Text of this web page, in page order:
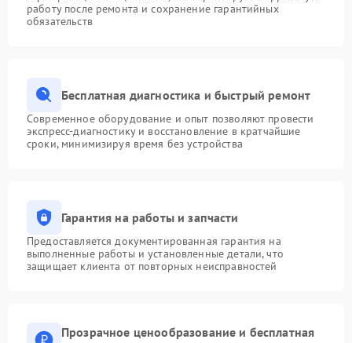
работу после ремонта и сохранение гарантийных
обязательств
Бесплатная диагностика и быстрый ремонт
Современное оборудование и опыт позволяют провести
экспресс-диагностику и восстановление в кратчайшие
сроки, минимизируя время без устройства
Гарантия на работы и запчасти
Предоставляется документированная гарантия на
выполненные работы и установленные детали, что
защищает клиента от повторных неисправностей
Прозрачное ценообразование и бесплатная